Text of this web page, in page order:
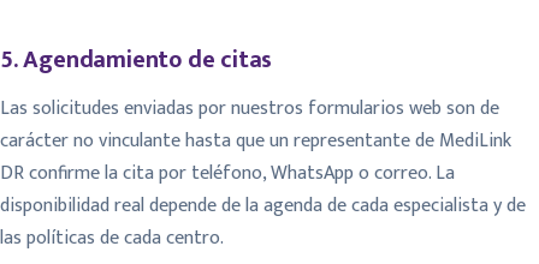
5. Agendamiento de citas
Las solicitudes enviadas por nuestros formularios web son de
carácter no vinculante hasta que un representante de MediLink
DR confirme la cita por teléfono, WhatsApp o correo. La
disponibilidad real depende de la agenda de cada especialista y de
las políticas de cada centro.